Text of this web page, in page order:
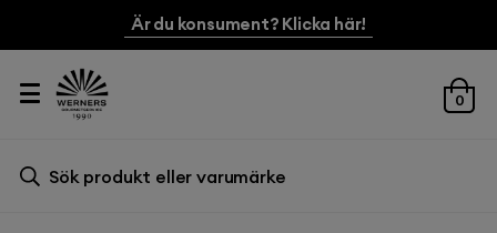
Är du konsument? Klicka här!
0
Sök